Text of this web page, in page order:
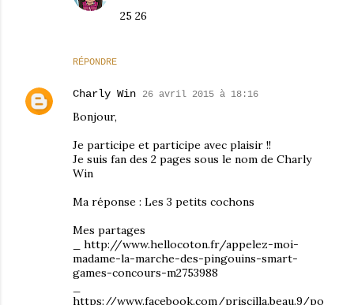
RÉPONDRE
25 26
Charly Win 26 avril 2015 à 18:16
Bonjour,
Je participe et participe avec plaisir !!
Je suis fan des 2 pages sous le nom de Charly
Win
Ma réponse : Les 3 petits cochons
Mes partages
_ http://www.hellocoton.fr/appelez-moi-
madame-la-marche-des-pingouins-smart-
games-concours-m2753988
https://www.facebook.com/priscilla.beau.9/po